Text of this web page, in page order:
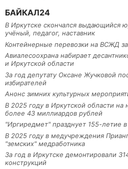
БАЙКАЛ24
В Иркутске скончался выдающийся
учёный, педагог, наставник
Контейнерные перевозки на ВСЖД
Авиалесоохрана набирает
и Иркутской области
За год депутату Оксане Жучковой
избирателей
Анонс зимних культурных
В 2025 году в Иркутской области на
более 43 миллиардов рублей
"Иргиредмет" празднует 155-летие
В 2025 году в медучреждения
"земских" медработника
За год в Иркутске демонтировали
конструкций